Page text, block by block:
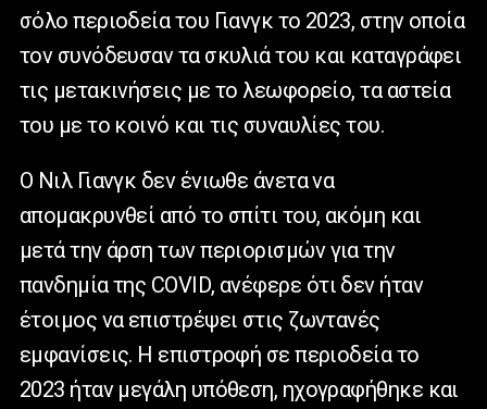
σόλο περιοδεία του Γιανγκ το 2023, στην οποία
τον συνόδευσαν τα σκυλιά του και καταγράφει
τις μετακινήσεις με το λεωφορείο, τα αστεία
του με το κοινό και τις συναυλίες του.
Ο Νιλ Γιανγκ δεν ένιωθε άνετα να
απομακρυνθεί από το σπίτι του, ακόμη και
μετά την άρση των περιορισμών για την
πανδημία της COVID, ανέφερε ότι δεν ήταν
έτοιμος να επιστρέψει στις ζωντανές
εμφανίσεις. Η επιστροφή σε περιοδεία το
2023 ήταν μεγάλη υπόθεση, ηχογραφήθηκε και